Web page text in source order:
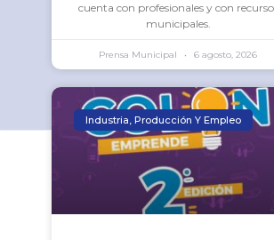
cuenta con profesionales y con
municipales.
Prensa Municipal 6 agosto, 2026
Industria, Producción Y Empleo